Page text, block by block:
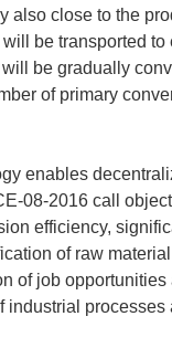
also close to the
be transported
be gradually
of primary
enables
08-2016 call
efficiency,
of raw
of job
industrial processes